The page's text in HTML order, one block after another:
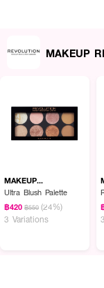
ผลลัพธ์ที่ได้ :
● MAKEUP
● เมคอัพ รีโวลูชั่น อายไล
MAKEUP
MAKEUP
REVOLUTION
Ultra Blush Palette
฿420 ฿550 (24%)
3 Variations